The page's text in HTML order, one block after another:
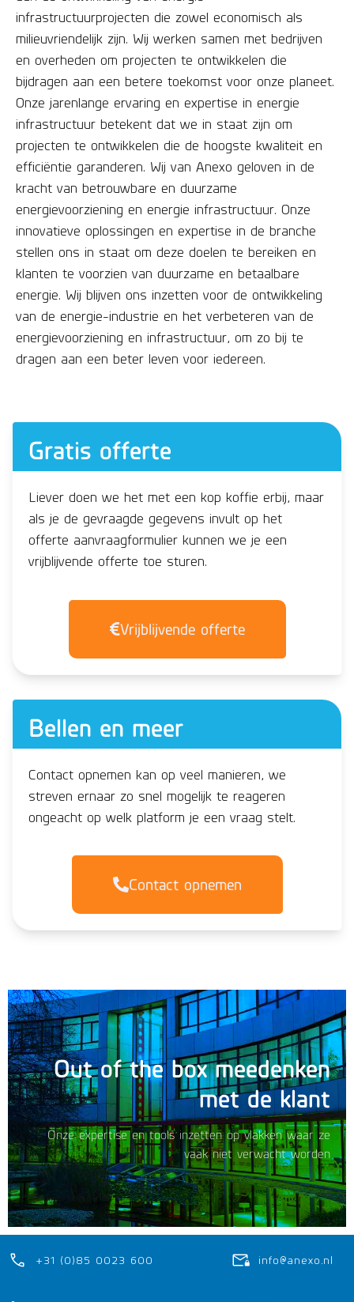
infrastructuurprojecten die zowel economisch als
milieuvriendelijk zijn. Wij werken samen met bedrijven
en overheden om projecten te ontwikkelen die
bijdragen aan een betere toekomst voor onze planeet.
Onze jarenlange ervaring en expertise in energie
infrastructuur betekent dat we in staat zijn om
projecten te ontwikkelen die de hoogste kwaliteit en
efficiëntie garanderen. Wij van Anexo geloven in de
kracht van betrouwbare en duurzame
energievoorziening en energie infrastructuur. Onze
innovatieve oplossingen en expertise in de branche
stellen ons in staat om deze doelen te bereiken en
klanten te voorzien van duurzame en betaalbare
energie. Wij blijven ons inzetten voor de ontwikkeling
van de energie-industrie en het verbeteren van de
energievoorziening en infrastructuur, om zo bij te
dragen aan een beter leven voor iedereen.
Gratis offerte
Liever doen we het met een kop koffie erbij, maar
als je de gevraagde gegevens invult op het
offerte aanvraagformulier kunnen we je een
vrijblijvende offerte toe sturen.
Vrijblijvende offerte
Bellen en meer
Contact opnemen kan op veel manieren, we
streven ernaar zo snel mogelijk te reageren
ongeacht op welk platform je een vraag stelt.
Contact opnemen
Out of the box meedenken
met de klant
Onze expertise en tools inzetten op vlakken waar ze
vaak niet verwacht worden
+31 (0)85 0023 600 info@anexo.nl